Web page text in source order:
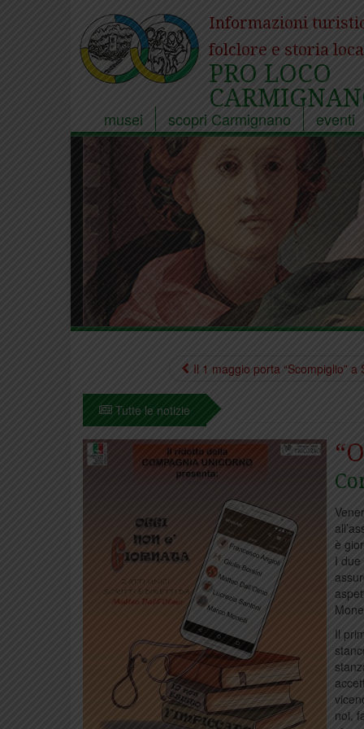
Informazioni
folclore e storia
PRO LOCO
musei scopri Carmignano eventi
Il 1 maggio porta “Scompiglio” a
Tutte le notizie
è
I due
Il
noi,